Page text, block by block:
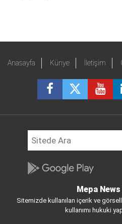
Anasayfa Künye İletişim
Mepa News
Sitemizde kullanılan içerik ve
kullanımı hukuki